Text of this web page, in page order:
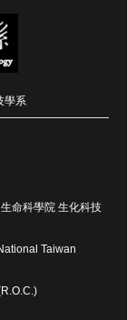
學系
命科學院 生化科技
Taiwan